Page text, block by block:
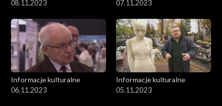
08.11.2023
07.11.2023
Informacje kulturalne
06.11.2023
Informacje kulturalne
05.11.2023